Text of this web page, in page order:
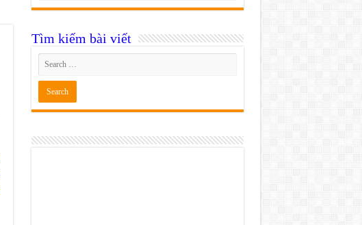
Tìm kiếm bài viết